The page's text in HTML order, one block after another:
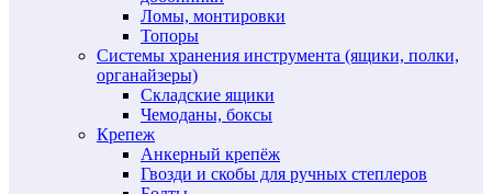
Ломы, монтировки
Топоры
Системы хранения инструмента (ящики, полки,
органайзеры)
Складские ящики
Чемоданы, боксы
Крепеж
Анкерный крепёж
Гвозди и скобы для ручных степлеров